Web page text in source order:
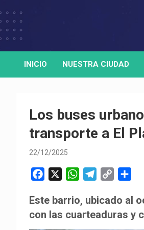
to
HORA32
Medio de comunicación digital
INICIO NUESTRA CIUDAD
Los buses
transporte a El
22/12/2025
c
e
b
W
a
t
s
l
e
g
p
y
L
m
p
a
Este barrio, ubicado al
con las cuarteaduras y